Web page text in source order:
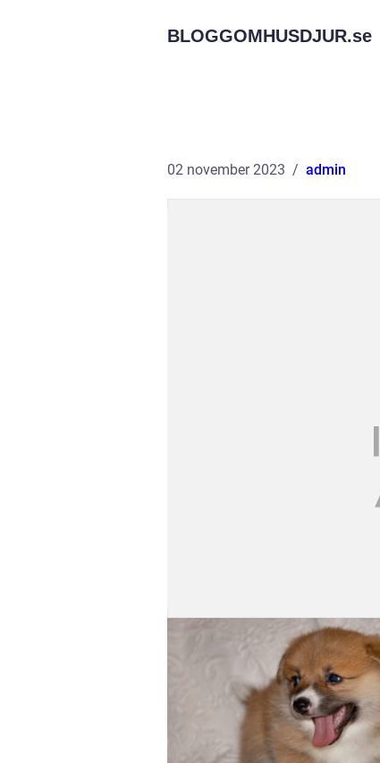
BLOGGOMHUSDJUR.se
02 november 2023 admin